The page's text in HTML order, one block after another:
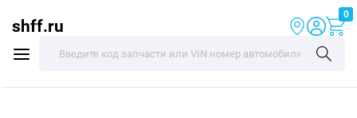
shff.ru
0